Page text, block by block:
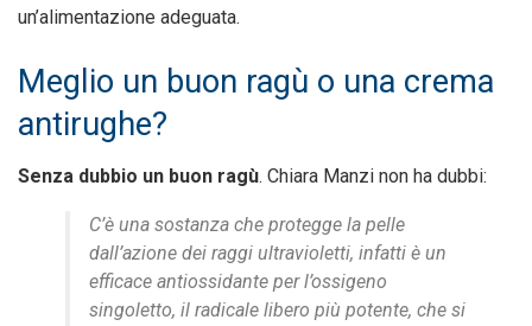
un’alimentazione adeguata.
Meglio un buon ragù o una crema
antirughe?
Senza dubbio un buon ragù. Chiara Manzi non ha dubbi:
C’è una sostanza che protegge la pelle
dall’azione dei raggi ultravioletti, infatti è un
efficace antiossidante per l’ossigeno
singoletto, il radicale libero più potente, che si